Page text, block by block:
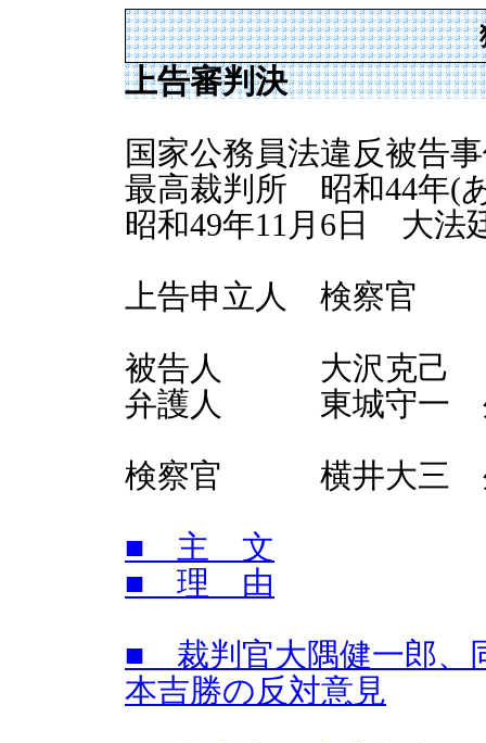
上告審判決
国家公務員法違反被告
最高裁判所 昭和44年(
昭和49年11月6日 大
上告申立人 検察官
被告人 大沢克己
弁護人 東城守一
検察官 横井大三
■ 主 文
■ 理 由
■ 裁判官大隅健一郎、
本吉勝の反対意見